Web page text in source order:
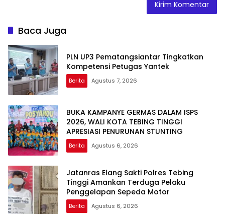
Baca Juga
PLN UP3 Pematangsiantar Tingkatkan
Kompetensi Petugas Yantek
Berita Agustus 7, 2026
BUKA KAMPANYE GERMAS DALAM ISPS
2026, WALI KOTA TEBING TINGGI
APRESIASI PENURUNAN STUNTING
Berita Agustus 6, 2026
Jatanras Elang Sakti Polres Tebing
Tinggi Amankan Terduga Pelaku
Penggelapan Sepeda Motor
Berita Agustus 6, 2026